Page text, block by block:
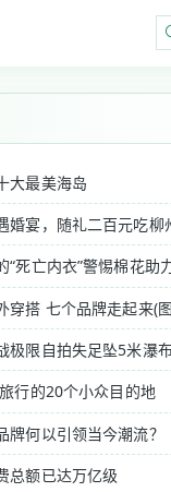
搜索
大最美海岛
婚宴，随礼二百元吃柳
死亡内衣”警惕棉花助
穿搭 七个品牌走起来(
极限自拍失足坠5米瀑
行的20个小众目的地
牌何以引领当今潮流？
总额已达万亿级